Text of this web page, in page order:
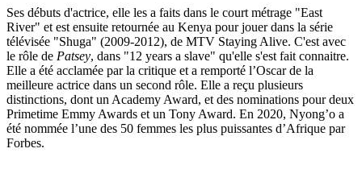
Ses débuts d'actrice, elle les a faits dans le court métrage "East
River" et est ensuite retournée au Kenya pour jouer dans la série
télévisée "Shuga" (2009-2012), de MTV Staying Alive. C'est avec
le rôle de Patsey, dans "12 years a slave" qu'elle s'est fait connaitre.
Elle a été acclamée par la critique et a remporté l’Oscar de la
meilleure actrice dans un second rôle. Elle a reçu plusieurs
distinctions, dont un Academy Award, et des nominations pour deux
Primetime Emmy Awards et un Tony Award. En 2020, Nyong’o a
été nommée l’une des 50 femmes les plus puissantes d’Afrique par
Forbes.